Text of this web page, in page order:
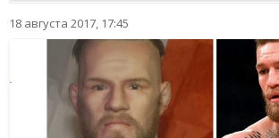
18 августа 2017, 17:45